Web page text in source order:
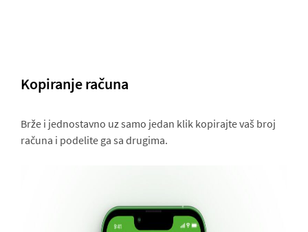
Kopiranje računa
Brže i jednostavno uz samo jedan klik kopirajte vaš broj
računa i podelite ga sa drugima.